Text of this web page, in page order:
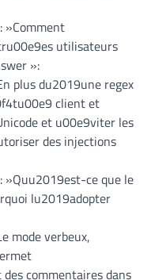
»Comment
utilisateurs
»:
plus du2019une regex
client et
et u00e9viter les
des injections
»Quu2019est-ce que le
lu2019adopter
mode verbeux,
commentaires dans